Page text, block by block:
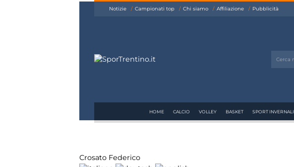
Notizie Campionati top Chi siamo Affiliazione Pubblicità
HOME CALCIO VOLLEY BASKET SPORT INVERNALI
Crosato Federico